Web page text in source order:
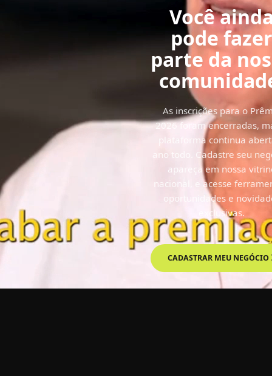
Você
pode
parte da
As inscrições para o
2026 foram encerradas,
plataforma continua
ano todo. Cadastre seu
apareça em nossa
nacional, e acesse
oportunidades e
exclusivas.
CADASTRAR MEU NEGÓCIO
com
aberta!
CADASTRO SOCIEDADE